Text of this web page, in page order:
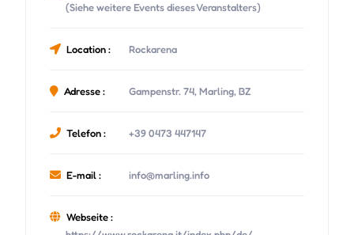
(Siehe weitere Events dieses Veranstalters)
Location : Rockarena
Adresse : Gampenstr. 74, Marling, BZ
Telefon : +39 0473 447147
E-mail : info@marling.info
Webseite :